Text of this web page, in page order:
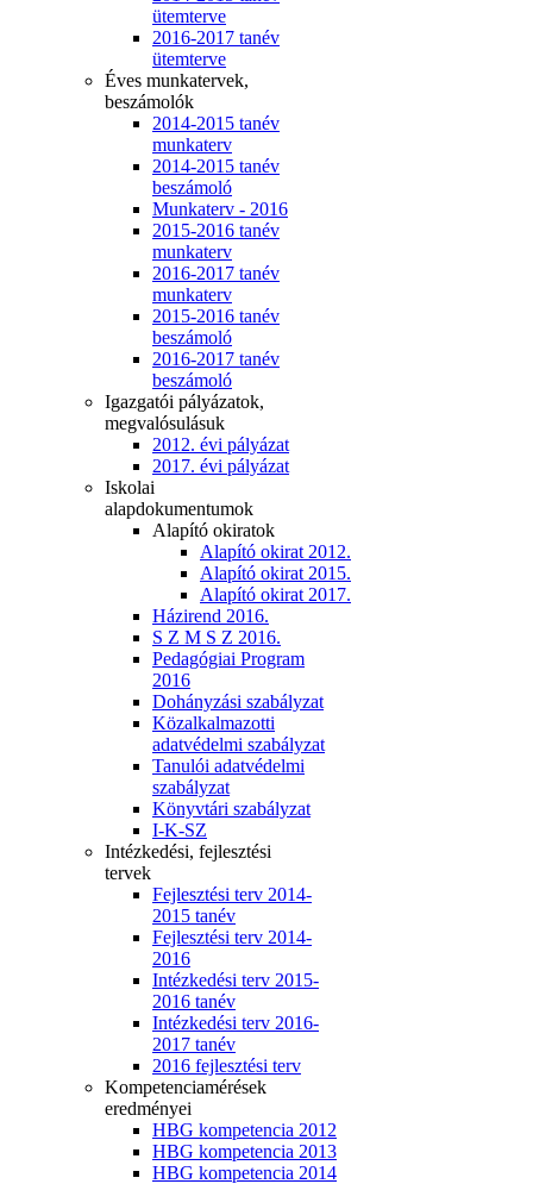
ütemterve
2016-2017 tanév
ütemterve
Éves munkatervek,
beszámolók
2014-2015 tanév
munkaterv
2014-2015 tanév
beszámoló
Munkaterv - 2016
2015-2016 tanév
munkaterv
2016-2017 tanév
munkaterv
2015-2016 tanév
beszámoló
2016-2017 tanév
beszámoló
Igazgatói pályázatok,
megvalósulásuk
2012. évi pályázat
2017. évi pályázat
Iskolai
alapdokumentumok
Alapító okiratok
Alapító okirat 2012.
Alapító okirat 2015.
Alapító okirat 2017.
Házirend 2016.
S Z M S Z 2016.
Pedagógiai Program
2016
Dohányzási szabályzat
Közalkalmazotti
adatvédelmi szabályzat
Tanulói adatvédelmi
szabályzat
Könyvtári szabályzat
I-K-SZ
Intézkedési, fejlesztési
tervek
Fejlesztési terv 2014-
2015 tanév
Fejlesztési terv 2014-
2016
Intézkedési terv 2015-
2016 tanév
Intézkedési terv 2016-
2017 tanév
2016 fejlesztési terv
Kompetenciamérések
eredményei
HBG kompetencia 2012
HBG kompetencia 2013
HBG kompetencia 2014